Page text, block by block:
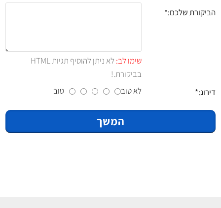
הביקורת שלכם:
שימו לב:
לא ניתן להוסיף תגיות HTML
בביקורת.!
דירוג:
לא טוב טוב
המשך